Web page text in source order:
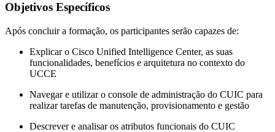
Objetivos Específicos
Após concluir a formação, os participantes serão capazes de:
Explicar o Cisco Unified Intelligence Center, as suas
funcionalidades, benefícios e arquitetura no contexto do
UCCE
Navegar e utilizar o console de administração do CUIC para
realizar tarefas de manutenção, provisionamento e gestão
Descrever e analisar os atributos funcionais do CUIC